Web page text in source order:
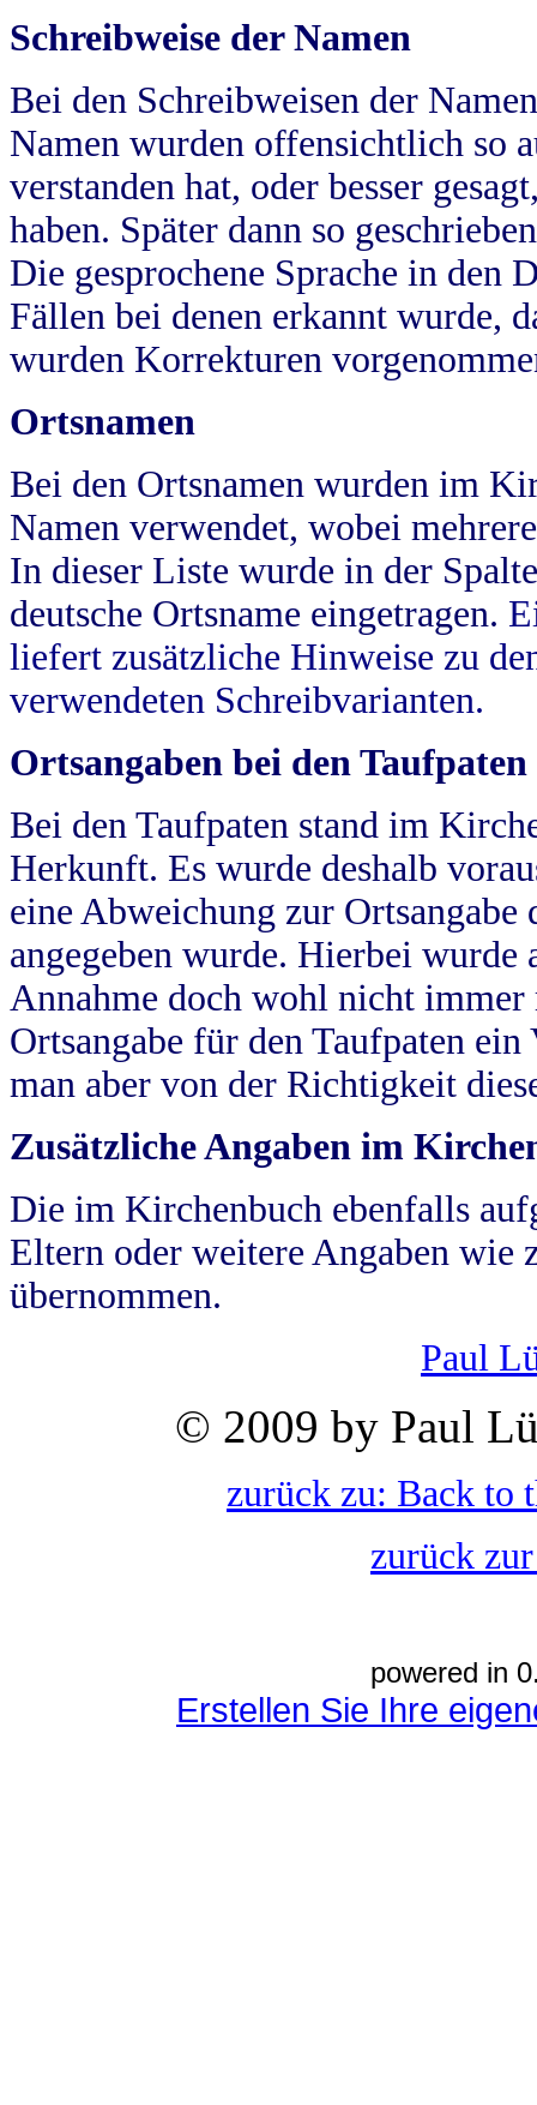
Schreibweise der Namen
Bei den Schreibweisen der
Namen wurden offensichtlich so
verstanden hat, oder besser
haben. Später dann so
Die gesprochene Sprache in
Fällen bei denen erkannt wurde,
wurden Korrekturen
Ortsnamen
Bei den Ortsnamen wurden im
Namen verwendet, wobei
In dieser Liste wurde in der
deutsche Ortsname eingetragen.
liefert zusätzliche Hinweise zu
verwendeten Schreibvarianten.
Ortsangaben bei den Taufpaten
Bei den Taufpaten stand im
Herkunft. Es wurde deshalb
eine Abweichung zur
angegeben wurde. Hierbei wurde
Annahme doch wohl nicht
Ortsangabe für den Taufpaten
man aber von der Richtigkeit
Zusätzliche Angaben im
Die im Kirchenbuch ebenfalls
Eltern oder weitere Angaben wie
übernommen.
Paul
© 2009 by Paul
zurück zu: Back to
zurück
powered in
Erstellen Sie Ihre